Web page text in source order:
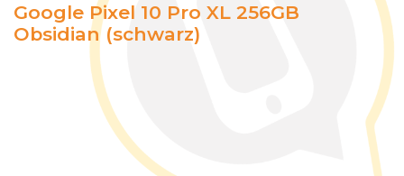
Google Pixel 10 Pro XL 256GB
Obsidian (schwarz)